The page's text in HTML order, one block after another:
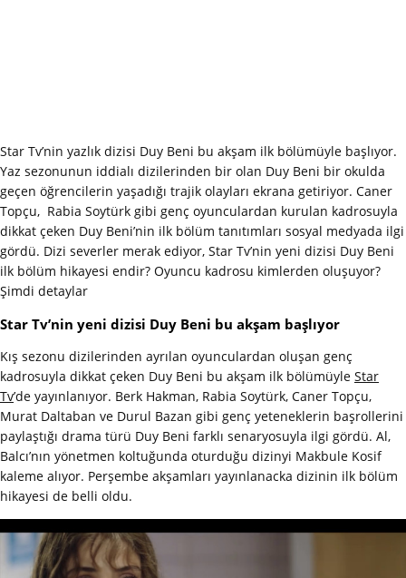
Star Tv’nin yazlık dizisi Duy Beni bu akşam ilk bölümüyle başlıyor.
Yaz sezonunun iddialı dizilerinden bir olan Duy Beni bir okulda
geçen öğrencilerin yaşadığı trajik olayları ekrana getiriyor. Caner
Topçu, Rabia Soytürk gibi genç oyunculardan kurulan kadrosuyla
dikkat çeken Duy Beni’nin ilk bölüm tanıtımları sosyal medyada ilgi
gördü. Dizi severler merak ediyor, Star Tv’nin yeni dizisi Duy Beni
ilk bölüm hikayesi endir? Oyuncu kadrosu kimlerden oluşuyor?
Şimdi detaylar
Star Tv’nin yeni dizisi Duy Beni bu akşam başlıyor
Kış sezonu dizilerinden ayrılan oyunculardan oluşan genç
kadrosuyla dikkat çeken Duy Beni bu akşam ilk bölümüyle Star
Tv’de yayınlanıyor. Berk Hakman, Rabia Soytürk, Caner Topçu,
Murat Daltaban ve Durul Bazan gibi genç yeteneklerin başrollerini
paylaştığı drama türü Duy Beni farklı senaryosuyla ilgi gördü. Al,
Balcı’nın yönetmen koltuğunda oturduğu dizinyi Makbule Kosif
kaleme alıyor. Perşembe akşamları yayınlanacka dizinin ilk bölüm
hikayesi de belli oldu.